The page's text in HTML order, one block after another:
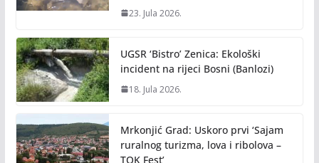
23. Jula 2026.
UGSR ‘Bistro’ Zenica: Ekološki
incident na rijeci Bosni (Banlozi)
18. Jula 2026.
Mrkonjić Grad: Uskoro prvi ‘Sajam
ruralnog turizma, lova i ribolova –
TOK Fest’